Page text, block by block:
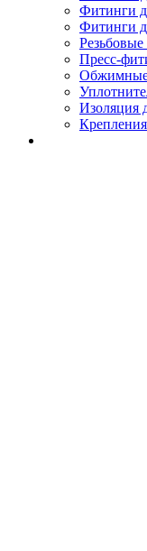
Фитинги
Фитинги
Пресс-
Изоляция